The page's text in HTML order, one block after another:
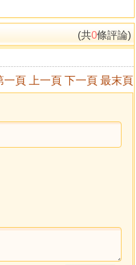
幸無哂諸。
(共0條評論)
一頁 上一頁 下一頁 最末頁